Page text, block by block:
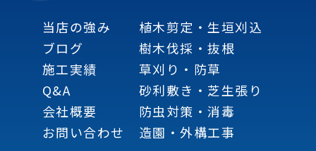
当店の強み
ブログ
施工実績
Q&A
会社概要
お問い合わせ
植木剪定・生垣刈込
樹木伐採・抜根
草刈り・防草
砂利敷き・芝生張り
防虫対策・消毒
造園・外構工事